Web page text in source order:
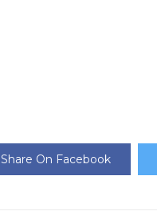
Share On Facebook